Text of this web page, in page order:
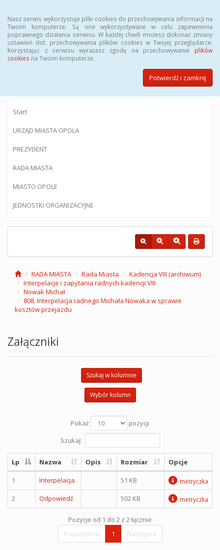
Nasz serwis wykorzystuje pliki cookies do przechowywania informacji na
Twoim komputerze. Są one wykorzystywane w celu zapewnienia
poprawnego działania serwisu. W każdej chwili możesz dokonać zmiany
ustawień dot. przechowywania plików cookies w Twojej przeglądarce.
Korzystając z serwisu wyrażasz zgodę na przechowywanie plików
cookies na Twoim komputerze.
Potwierdź i zamknij
BIULETYN INFORMACJI PUBLICZNEJ
Urzędu Miasta Opola
Start
URZĄD MIASTA OPOLA
PREZYDENT
RADA MIASTA
MIASTO OPOLE
JEDNOSTKI ORGANIZACYJNE
RADA MIASTA Rada Miasta
Kadencja VIII (archiwum)
Interpelacje i zapytania radnych kadencji VIII
Nowak Michał
808. Interpelacja radnego Michała Nowaka w sprawie
kosztów przejazdu
Załączniki
Szukaj w kolumnie
Wybór kolumn
Pokaż
pozycji
Szukaj:
Lp Nazwa Opis Rozmiar Opcje
1 Interpelacja. 51 KB metryczka
2 Odpowiedź 502 KB metryczka
Pozycje od 1 do 2 z 2 łącznie
Poprzednia
1 Następna